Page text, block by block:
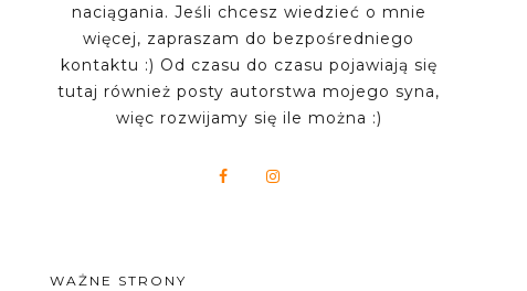
naciągania. Jeśli chcesz wiedzieć o mnie
więcej, zapraszam do bezpośredniego
kontaktu :) Od czasu do czasu pojawiają się
tutaj również posty autorstwa mojego syna,
więc rozwijamy się ile można :)
WAŻNE STRONY